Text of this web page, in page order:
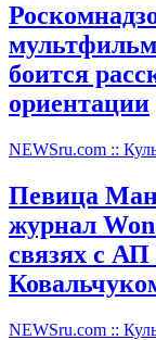
боится
ориентации
NEWSru.com ::
Певица
журнал
связях с
NEWSru.com ::